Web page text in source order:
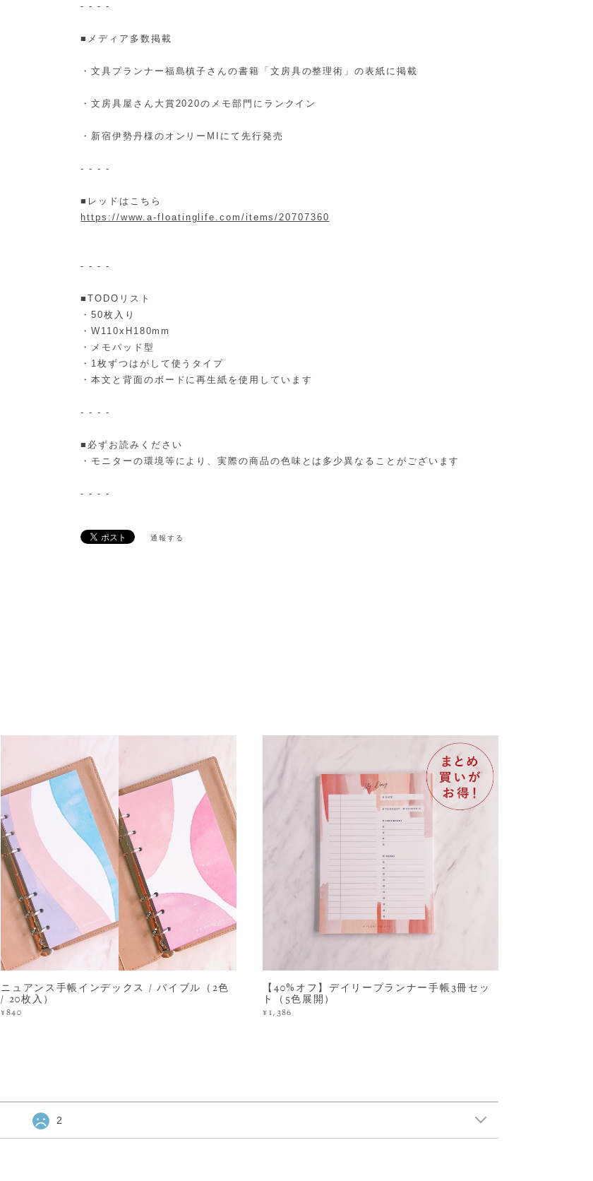
- - - -
■メディア多数掲載
・文具プランナー福島槙子さんの書籍「文房具の整理術」の表紙に掲載
・文房具屋さん大賞2020のメモ部門にランクイン
・新宿伊勢丹様のオンリーMIにて先行発売
- - - -
■レッドはこちら
https://www.a-floatinglife.com/items/20707360
- - - -
■TODOリスト
・50枚入り
・W110xH180mm
・メモパッド型
・1枚ずつはがして使うタイプ
・本文と背面のボードに再生紙を使用しています
- - - -
■必ずお読みください
・モニターの環境等により、実際の商品の色味とは多少異なることがございます
- - - -
通報する
ニュアンス手帳インデックス / バイブル（2色
/ 20枚入）
¥840
【40%オフ】デイリープランナー手帳3冊セッ
ト（5色展開）
¥1,386
2